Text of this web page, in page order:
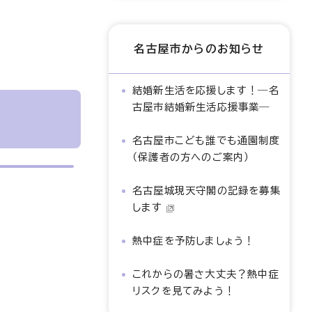
名古屋市からのお知らせ
結婚新生活を応援します！―名
古屋市結婚新生活応援事業―
名古屋市こども誰でも通園制度
（保護者の方へのご案内）
名古屋城現天守閣の記録を募集
します
熱中症を予防しましょう！
これからの暑さ大丈夫？熱中症
リスクを見てみよう！